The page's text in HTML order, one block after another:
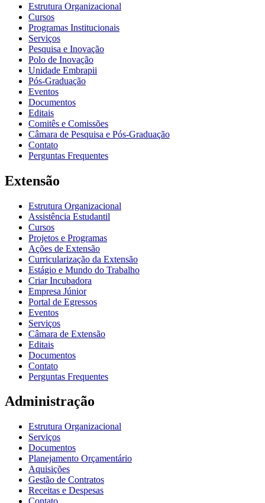
Estrutura Organizacional
Cursos
Programas Institucionais
Serviços
Pesquisa e Inovação
Polo de Inovação
Unidade Embrapii
Pós-Graduação
Eventos
Documentos
Editais
Comitês e Comissões
Câmara de Pesquisa e Pós-Graduação
Contato
Perguntas Frequentes
Extensão
Estrutura Organizacional
Assistência Estudantil
Cursos
Projetos e Programas
Ações de Extensão
Curricularização da Extensão
Estágio e Mundo do Trabalho
Criar Incubadora
Empresa Júnior
Portal de Egressos
Eventos
Serviços
Câmara de Extensão
Editais
Documentos
Contato
Perguntas Frequentes
Administração
Estrutura Organizacional
Serviços
Documentos
Planejamento Orçamentário
Aquisições
Gestão de Contratos
Receitas e Despesas